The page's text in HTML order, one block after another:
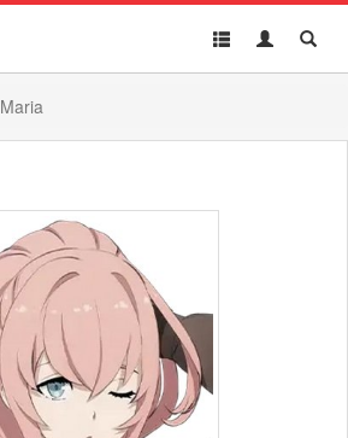
Toggle
Toggle
Maria